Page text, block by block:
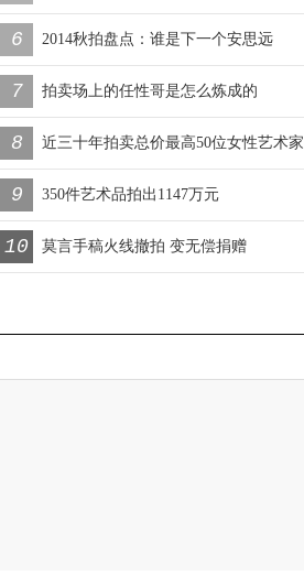
6 2014秋拍盘点：谁是下一个安思远
7 拍卖场上的任性哥是怎么炼成的
8 近三十年拍卖总价最高50位女性艺术家
9 350件艺术品拍出1147万元
10 莫言手稿火线撤拍 变无偿捐赠